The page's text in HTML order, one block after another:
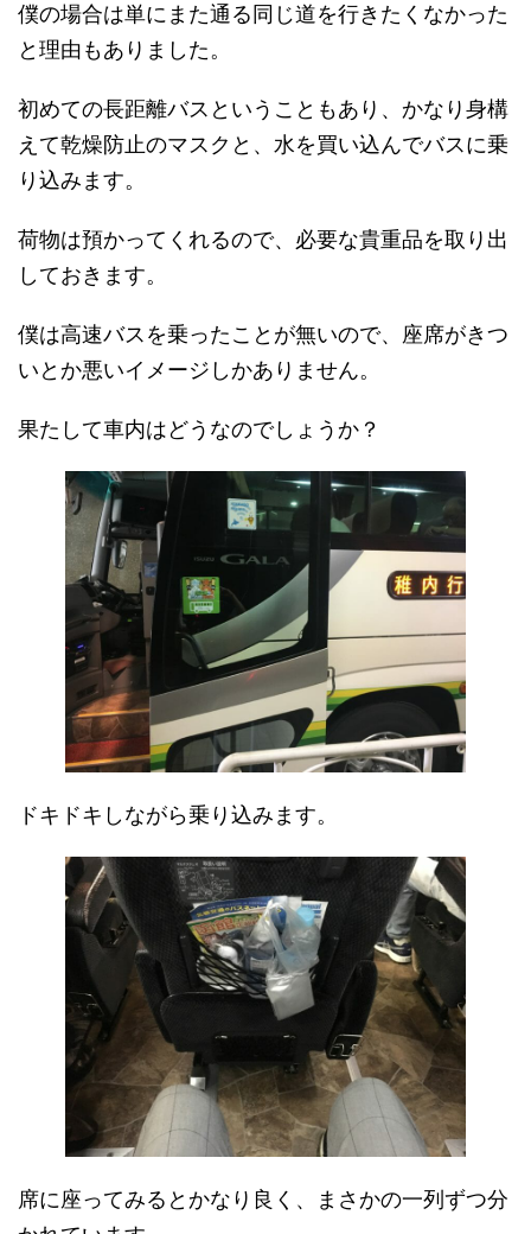
僕の場合は単にまた通る同じ道を行きたくなかった
と理由もありました。
初めての長距離バスということもあり、かなり身構
えて乾燥防止のマスクと、水を買い込んでバスに乗
り込みます。
荷物は預かってくれるので、必要な貴重品を取り出
しておきます。
僕は高速バスを乗ったことが無いので、座席がきつ
いとか悪いイメージしかありません。
果たして車内はどうなのでしょうか？
ドキドキしながら乗り込みます。
席に座ってみるとかなり良く、まさかの一列ずつ分